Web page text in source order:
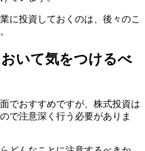
に投資しておくのは、後々のこ
いて気をつけるべ
でおすすめですが、株式投資は
で注意深く行う必要がありま